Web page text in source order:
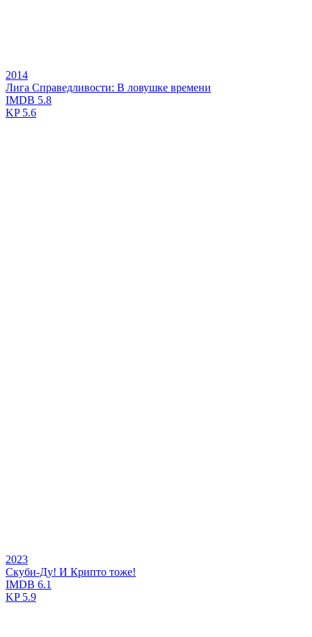
2014
Лига Справедливости: В ловушке времени
IMDB 5.8
KP5.6
2023
Скуби-Ду! И Крипто тоже!
IMDB 6.1
KP5.9